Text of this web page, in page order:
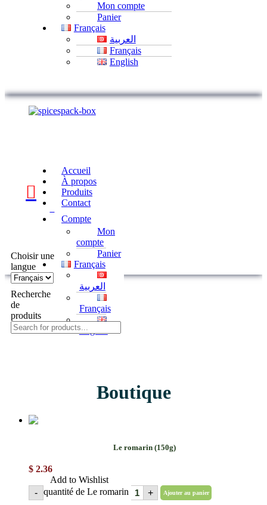
Mon compte
Panier
Français
العربية
Français
English
Accueil
À propos
Produits
Contact
Compte
Mon
compte
Panier
Français
العربية
Français
English
Recherche
de
produits
Choisir une
langue
Boutique
Le romarin (150g)
$ 2.36
Add to Wishlist
- quantité de Le romarin + Ajouter au panier